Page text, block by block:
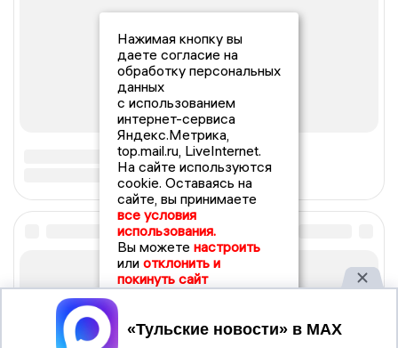
Нажимая кнопку вы
даете согласие на
обработку персональных
данных
с использованием
интернет-сервиса
Яндекс.Метрика,
top.mail.ru, LiveInternet.
На сайте используются
cookie. Оставаясь на
сайте, вы принимаете
все условия
использования.
Вы можете настроить
или отклонить и
покинуть сайт
Принять